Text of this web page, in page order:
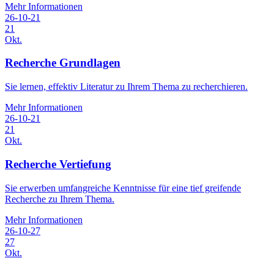
Mehr Informationen
26-10-21
21
Okt.
Recherche Grundlagen
Sie lernen, effektiv Literatur zu Ihrem Thema zu recherchieren.
Mehr Informationen
26-10-21
21
Okt.
Recherche Vertiefung
Sie erwerben umfangreiche Kenntnisse für eine tief greifende
Recherche zu Ihrem Thema.
Mehr Informationen
26-10-27
27
Okt.